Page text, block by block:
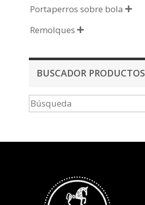
Portaperros sobre bola 
Remolques 
BUSCADOR PRODUCTOS